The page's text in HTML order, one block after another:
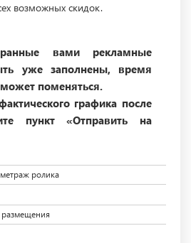
возможных скидок.
вами рекламные
уже заполнены, время
поменяться.
графика после
пункт «Отправить на
ролика